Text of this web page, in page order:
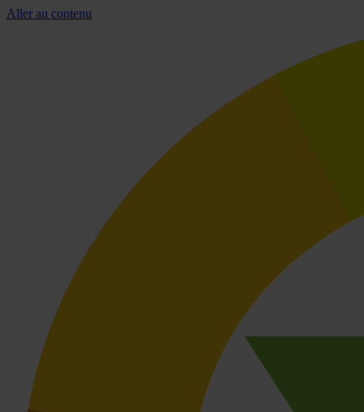
Aller au contenu